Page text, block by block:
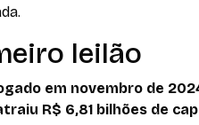
leilão
em novembro de
R$ 6,81 bilhões de